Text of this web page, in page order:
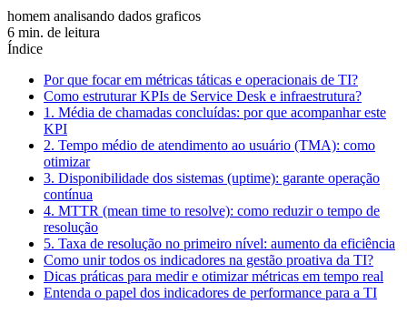
homem analisando dados graficos
6 min. de leitura
Índice
Por que focar em métricas táticas e operacionais de TI?
Como estruturar KPIs de Service Desk e infraestrutura?
1. Média de chamadas concluídas: por que acompanhar este
KPI
2. Tempo médio de atendimento ao usuário (TMA): como
otimizar
3. Disponibilidade dos sistemas (uptime): garante operação
contínua
4. MTTR (mean time to resolve): como reduzir o tempo de
resolução
5. Taxa de resolução no primeiro nível: aumento da eficiência
Como unir todos os indicadores na gestão proativa da TI?
Dicas práticas para medir e otimizar métricas em tempo real
Entenda o papel dos indicadores de performance para a TI